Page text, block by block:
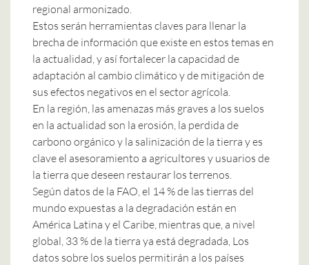
regional armonizado.
Estos serán herramientas claves para llenar la
brecha de información que existe en estos temas en
la actualidad, y así fortalecer la capacidad de
adaptación al cambio climático y de mitigación de
sus efectos negativos en el sector agrícola.
En la región, las amenazas más graves a los suelos
en la actualidad son la erosión, la perdida de
carbono orgánico y la salinización de la tierra y es
clave el asesoramiento a agricultores y usuarios de
la tierra que deseen restaurar los terrenos.
Según datos de la FAO, el 14 % de las tierras del
mundo expuestas a la degradación están en
América Latina y el Caribe, mientras que, a nivel
global, 33 % de la tierra ya está degradada, Los
datos sobre los suelos permitirán a los países